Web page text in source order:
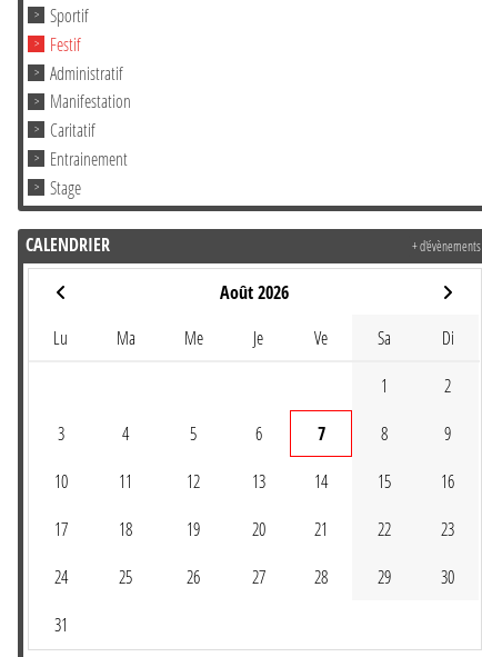
Sportif
Festif
Administratif
Manifestation
Caritatif
Entrainement
Stage
CALENDRIER
Août 2026
Lu Ma Me Je Ve Sa Di
1 2
3 4 5 6 7 8 9
10 11 12 13 14 15 16
17 18 19 20 21 22 23
24 25 26 27 28 29 30
31
+ d'évènements